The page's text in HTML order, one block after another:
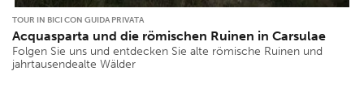
TOUR IN BICI CON GUIDA PRIVATA
Acquasparta und die römischen Ruinen in Carsulae
Folgen Sie uns und entdecken Sie alte römische Ruinen und
jahrtausendealte Wälder